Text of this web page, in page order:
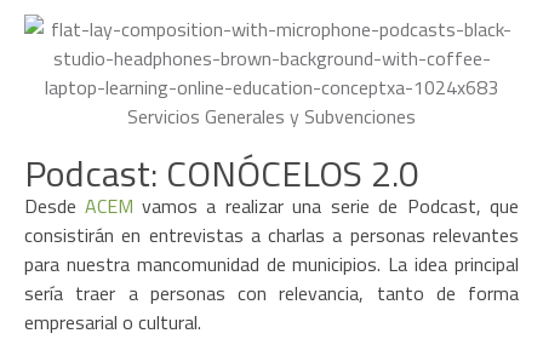
Podcast: CONÓCELOS 2.0
Desde ACEM vamos a realizar una serie de Podcast, que
consistirán en entrevistas a charlas a personas relevantes
para nuestra mancomunidad de municipios. La idea principal
sería traer a personas con relevancia, tanto de forma
empresarial o cultural.